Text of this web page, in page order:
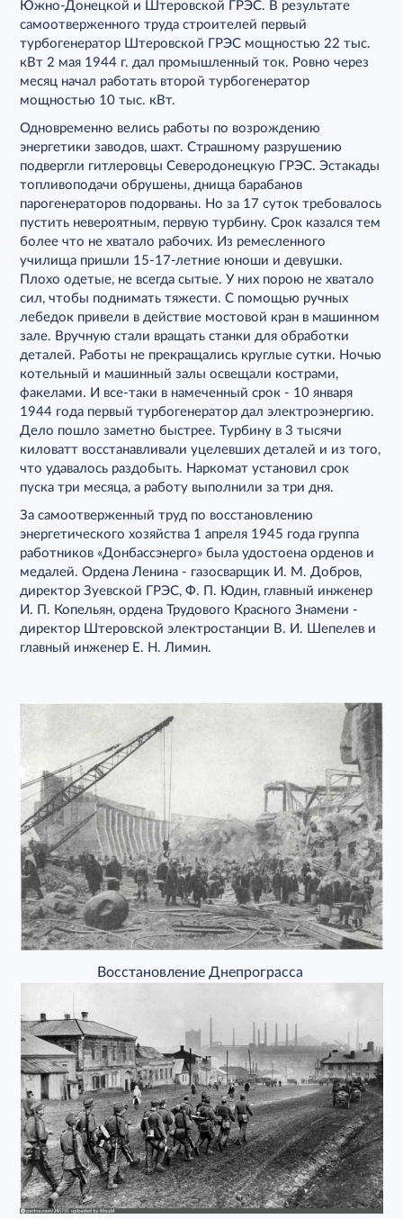
Южно-Донецкой и Штеровской ГРЭС. В результате
самоотверженного труда строителей первый
турбогенератор Штеровской ГРЭС мощностью 22 тыс.
кВт 2 мая 1944 г. дал промышленный ток. Ровно через
месяц начал работать второй турбогенератор
мощностью 10 тыс. кВт.
Одновременно велись работы по возрождению
энергетики заводов, шахт. Страшному разрушению
подвергли гитлеровцы Северодонецкую ГРЭС. Эстакады
топливоподачи обрушены, днища барабанов
парогенераторов подорваны. Но за 17 суток требовалось
пустить невероятным, первую турбину. Срок казался тем
более что не хватало рабочих. Из ремесленного
училища пришли 15-17-летние юноши и девушки.
Плохо одетые, не всегда сытые. У них порою не хватало
сил, чтобы поднимать тяжести. С помощью ручных
лебедок привели в действие мостовой кран в машинном
зале. Вручную стали вращать станки для обработки
деталей. Работы не прекращались круглые сутки. Ночью
котельный и машинный залы освещали кострами,
факелами. И все-таки в намеченный срок - 10 января
1944 года первый турбогенератор дал электроэнергию.
Дело пошло заметно быстрее. Турбину в 3 тысячи
киловатт восстанавливали уцелевших деталей и из того,
что удавалось раздобыть. Наркомат установил срок
пуска три месяца, а работу выполнили за три дня.
За самоотверженный труд по восстановлению
энергетического хозяйства 1 апреля 1945 года группа
работников «Донбассэнерго» была удостоена орденов и
медалей. Ордена Ленина - газосварщик И. М. Добров,
директор Зуевской ГРЭС, Ф. П. Юдин, главный инженер
И. П. Копельян, ордена Трудового Красного Знамени -
директор Штеровской электростанции В. И. Шепелев и
главный инженер Е. Н. Лимин.
Восстановление Днепрограсса